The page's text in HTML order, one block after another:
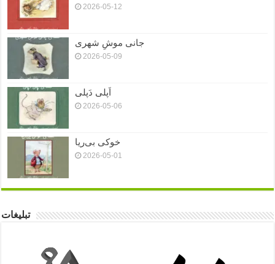
2026-05-12
جانی موشِ شهری
2026-05-09
اَپلی دَپلی
2026-05-06
خوکی بی‌ریا
2026-05-01
تبلیغات